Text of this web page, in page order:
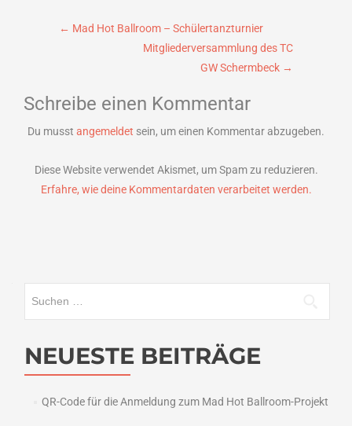
Beitragsnavigation
← Mad Hot Ballroom – Schülertanzturnier
Mitgliederversammlung des TC
GW Schermbeck →
Schreibe einen Kommentar
Du musst angemeldet sein, um einen Kommentar abzugeben.
Diese Website verwendet Akismet, um Spam zu reduzieren.
Erfahre, wie deine Kommentardaten verarbeitet werden.
NEUESTE BEITRÄGE
QR-Code für die Anmeldung zum Mad Hot Ballroom-Projekt